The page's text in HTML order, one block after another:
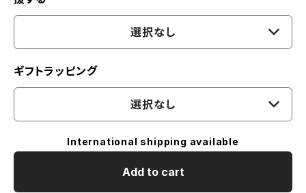
選択なし
ギフトラッピング
選択なし
International shipping available
Add to cart